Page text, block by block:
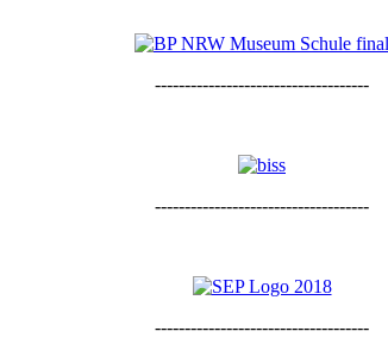
------------------------------------
------------------------------------
------------------------------------